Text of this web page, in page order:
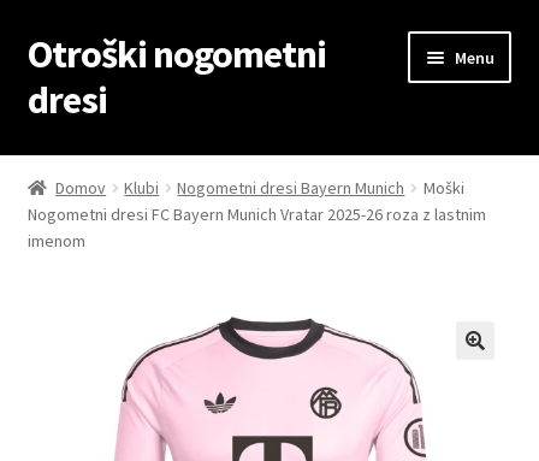
Skip
to
navigation
Skip
to
content
Otroški nogometni
dresi
Menu
Domov
Blog
Domov Klubi Nogometni dresi Bayern Munich
Moški
Nogometni dresi FC Bayern Munich Vratar 2025-26 roza z lastnim
imenom